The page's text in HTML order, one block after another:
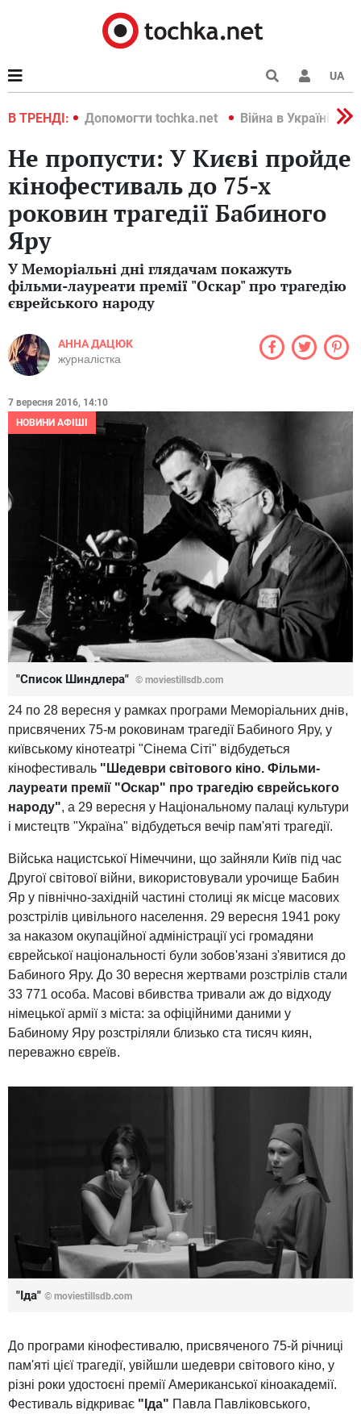
UA
В ТРЕНДІ:
2022 Допомогти tochka.net Війна в Україні 2022
Не пропусти: У Києві пройде
кінофестиваль до 75-х
роковин трагедії Бабиного
Яру
У Меморіальні дні глядачам покажуть
фільми-лауреати премії "Оскар" про трагедію
єврейського народу
АННА ДАЦЮК
журналістка
7 вересня 2016, 14:10
НОВИНИ АФІШІ
"Список Шиндлера" © moviestillsdb.com
24 по 28 вересня у рамках програми Меморіальних днів,
присвячених 75-м роковинам трагедії Бабиного Яру, у
київському кінотеатрі "Сінема Сіті" відбудеться
кінофестиваль "Шедеври світового кіно. Фільми-
лауреати премії "Оскар" про трагедію єврейського
народу", а 29 вересня у Національному палаці культури
і мистецтв "Україна" відбудеться вечір пам'яті трагедії.
Війська нацистської Німеччини, що зайняли Київ під час
Другої світової війни, використовували урочище Бабин
Яр у північно-західній частині столиці як місце масових
розстрілів цивільного населення. 29 вересня 1941 року
за наказом окупаційної адміністрації усі громадяни
єврейської національності були зобов'язані з'явитися до
Бабиного Яру. До 30 вересня жертвами розстрілів стали
33 771 особа. Масові вбивства тривали аж до відходу
німецької армії з міста: за офіційними даними у
Бабиному Яру розстріляли близько ста тисяч киян,
переважно євреїв.
"Іда" © moviestillsdb.com
До програми кінофестивалю, присвяченого 75-й річниці
пам'яті цієї трагедії, увійшли шедеври світового кіно, у
різні роки удостоєні премії Американської кіноакадемії.
Фестиваль відкриває "Іда" Павла Павліковського,